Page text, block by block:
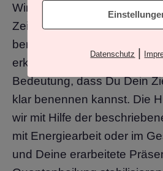
Wir schauen uns an, was
Zeil zu erreichen, sei es in
beruflicher Hinsicht. Denn
erkennen, was Dich
Bedeutung, dass Du Dein
klar benennen kannst. Die
wir mit Hilfe der
mit Energiearbeit oder im
und Deine erarbeitete
Datenschutz